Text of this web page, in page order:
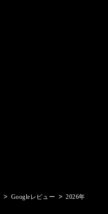
> Googleレビュー > 2026年